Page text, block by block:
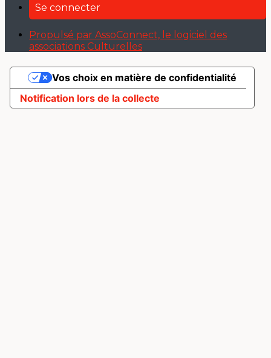
Se connecter
Propulsé par AssoConnect, le logiciel des
associations Culturelles
Notification lors de la collecte
Vos choix en matière de confidentialité